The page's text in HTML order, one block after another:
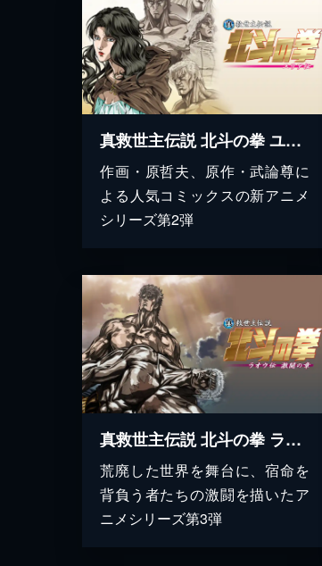
真救世主伝説 北斗の拳 ユリア伝
作画・原哲夫、原作・武論尊に
よる人気コミックスの新アニメ
シリーズ第2弾
真救世主伝説 北斗の拳 ラオウ伝 激闘の章
荒廃した世界を舞台に、宿命を
背負う者たちの激闘を描いたア
ニメシリーズ第3弾